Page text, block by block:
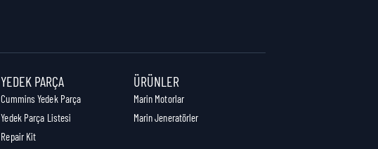
YEDEK PARÇA
Cummins Yedek Parça
Yedek Parça Listesi
Repair Kit
ÜRÜNLER
Marin Motorlar
Marin Jeneratörler